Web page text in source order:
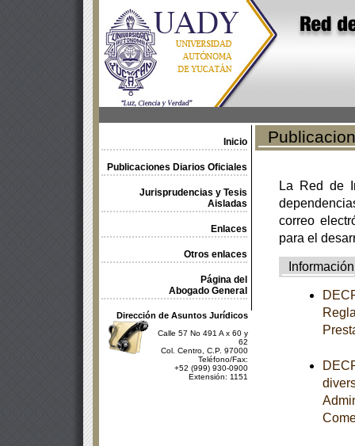
Inicio
Publicaciones Diarios Oficiales
Jurisprudencias y Tesis
Aisladas
Enlaces
Otros enlaces
Página del
Abogado General
Dirección de Asuntos Jurídicos
Calle 57 No 491 A x 60 y
62
Col. Centro, C.P. 97000
Teléfono/Fax:
+52 (999) 930-0900
Extensión: 1151
La Red de
correo
para el
Información